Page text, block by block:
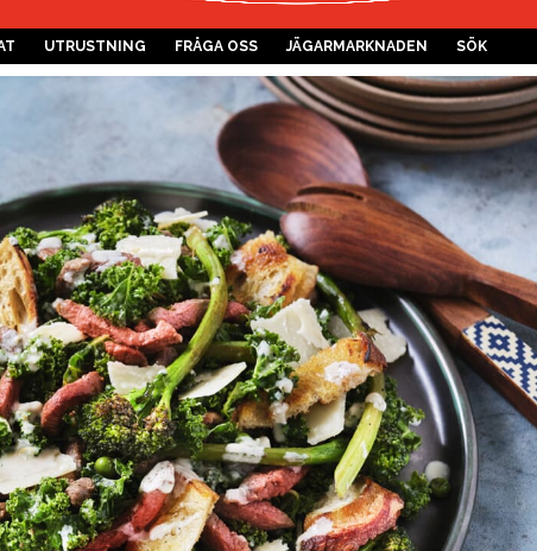
UTRUSTNING FRÅGA OSS JÄGARMARKNADEN SÖK